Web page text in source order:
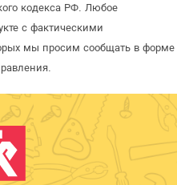
кодекса РФ. Любое
с фактическими
мы просим сообщать в форме